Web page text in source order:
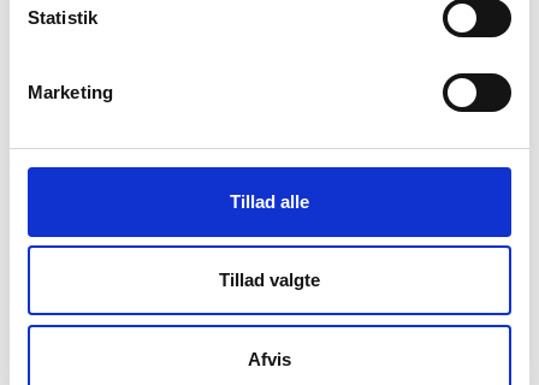
Statistik
Marketing
Tillad alle
Tillad valgte
Afvis
Sin første børnebog udgav han i 1958. I 1961 fik han
Når hanen
Siden har han modtaget en række priser. I 1983 fik
jubilæumspris, da han sammen med Bjarne Reuter
blev kåret som danske skoleelevers
billedbøger
romaner for børn og unge